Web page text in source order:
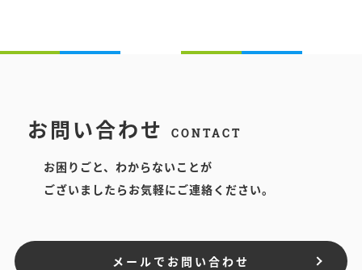
お問い合わせ CONTACT
お困りごと、わからないことが
ございましたらお気軽にご連絡ください。
メールでお問い合わせ